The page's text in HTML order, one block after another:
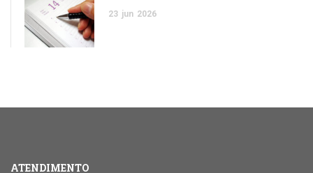
23 jun 2026
ATENDIMENTO